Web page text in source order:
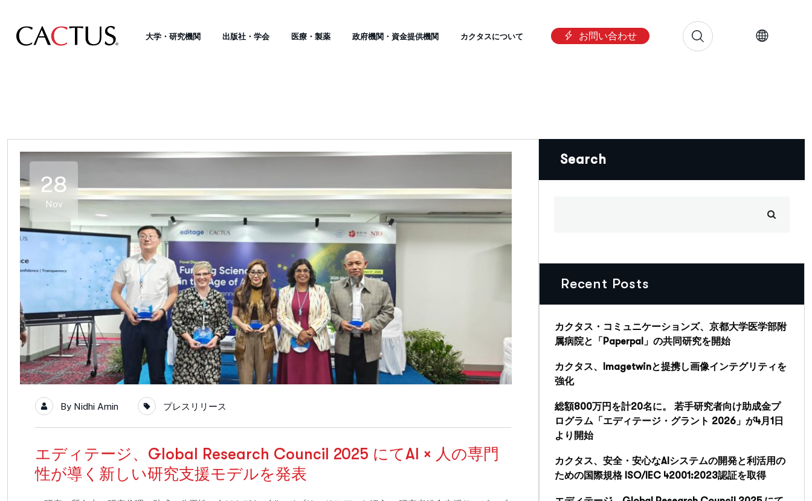
大学・研究機関 出版社・学会 医療・製薬 政府機関・資金提供機関 カクタスについて お問い合わせ
28
Nov
By Nidhi Amin プレスリリース
エディテージ、Global Research Council 2025 にてAI × 人の専門
性が導く新しい研究支援モデルを発表
Search
Recent Posts
カクタス・コミュニケーションズ、京都大学医学部附
属病院と「Paperpal」の共同研究を開始
カクタス、Imagetwinと提携し画像インテグリティを
強化
総額800万円を計20名に。 若手研究者向け助成金プ
ログラム「エディテージ・グラント 2026」が4月1日
より開始
カクタス、安全・安心なAIシステムの開発と利活用の
ための国際規格 ISO/IEC 42001:2023認証を取得